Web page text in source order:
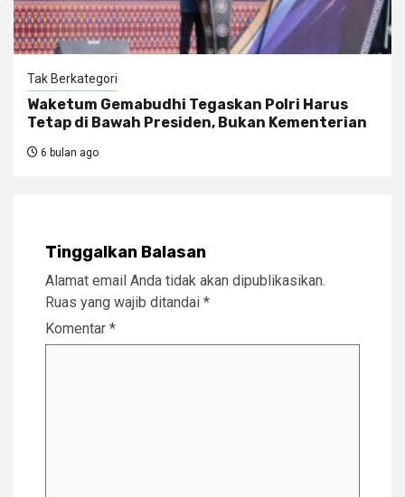
Tak Berkategori
Waketum Gemabudhi Tegaskan Polri Harus
Tetap di Bawah Presiden, Bukan Kementerian
6 bulan ago
Tinggalkan Balasan
Alamat email Anda tidak akan dipublikasikan.
Ruas yang wajib ditandai *
Komentar *